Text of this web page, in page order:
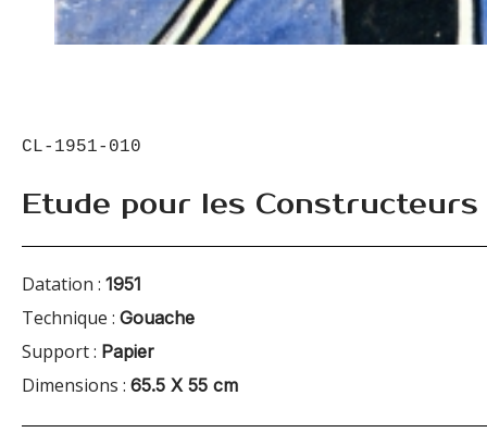
CL-1951-010
Etude pour les Constructeurs
Datation : 1951
Technique : Gouache
Support : Papier
Dimensions : 65.5 X 55 cm